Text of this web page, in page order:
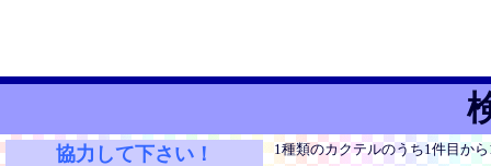
協力して下さい！ 1種類のカクテルのうち1件目か